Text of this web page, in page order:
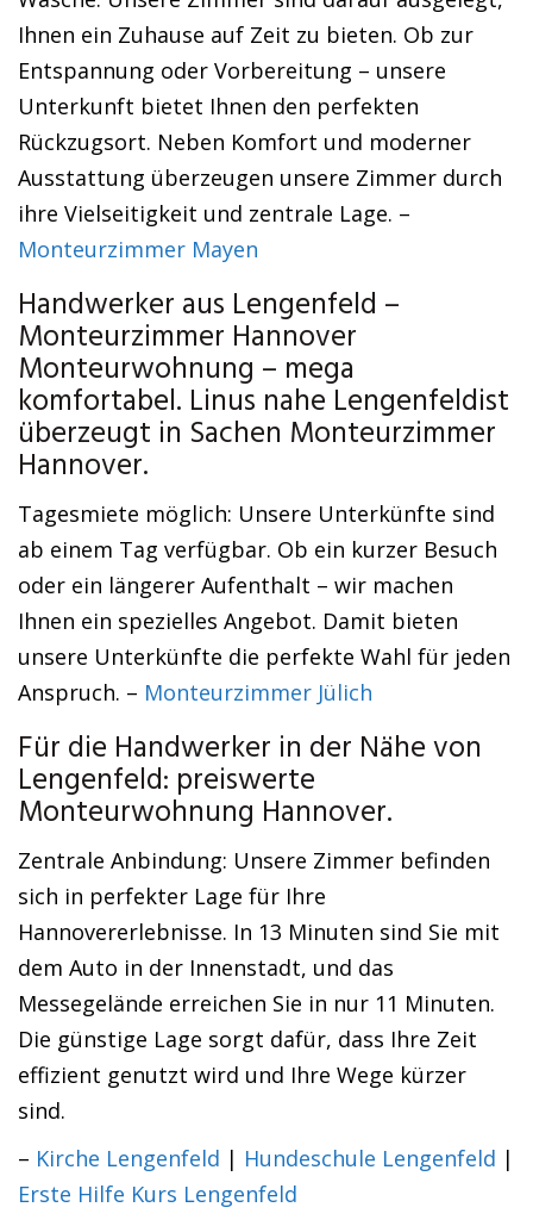
Ihnen ein Zuhause auf Zeit zu bieten. Ob zur
Entspannung oder Vorbereitung – unsere
Unterkunft bietet Ihnen den perfekten
Rückzugsort. Neben Komfort und moderner
Ausstattung überzeugen unsere Zimmer durch
ihre Vielseitigkeit und zentrale Lage. –
Monteurzimmer Mayen
Handwerker aus Lengenfeld –
Monteurzimmer Hannover
Monteurwohnung – mega
komfortabel. Linus nahe Lengenfeldist
überzeugt in Sachen Monteurzimmer
Hannover.
Tagesmiete möglich: Unsere Unterkünfte sind
ab einem Tag verfügbar. Ob ein kurzer Besuch
oder ein längerer Aufenthalt – wir machen
Ihnen ein spezielles Angebot. Damit bieten
unsere Unterkünfte die perfekte Wahl für jeden
Anspruch. – Monteurzimmer Jülich
Für die Handwerker in der Nähe von
Lengenfeld: preiswerte
Monteurwohnung Hannover.
Zentrale Anbindung: Unsere Zimmer befinden
sich in perfekter Lage für Ihre
Hannovererlebnisse. In 13 Minuten sind Sie mit
dem Auto in der Innenstadt, und das
Messegelände erreichen Sie in nur 11 Minuten.
Die günstige Lage sorgt dafür, dass Ihre Zeit
effizient genutzt wird und Ihre Wege kürzer
sind.
– Kirche Lengenfeld | Hundeschule Lengenfeld |
Erste Hilfe Kurs Lengenfeld